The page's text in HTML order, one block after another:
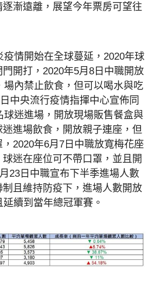
漸遠離，展望今年票房可望往
疫情開始在全球蔓延，2020年球
開打，2020年5月8日中職開放
場內禁止飲食，但可以喝水與吃
中央流行疫情指揮中心宣佈同
球迷進場，開放現場販售餐盒與
進場飲食，開放親子連座，但
2020年6月7日中職放寬梅花座
迷在座位可不帶口罩，並且開
23日中職宣布下半季進場人數
且維持防疫下，進場人數開放
續到當年總冠軍賽。